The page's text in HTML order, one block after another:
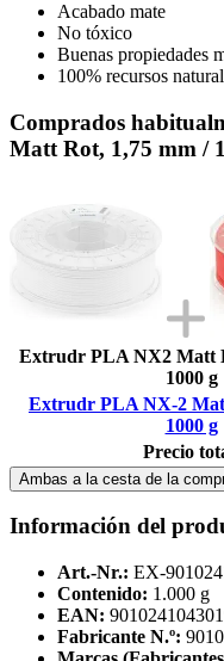
Acabado mate
No tóxico
Buenas propiedades
100% recursos
Comprados
Matt Rot, 1,75 mm /
Extrudr PLA NX2 Matt
1000 g
Extrudr PLA NX-2
1000 g
Precio
Ambas a la cesta de la
Información del
Art.-Nr.: EX-
Contenido: 1.000 g
EAN:
Fabricante N.º: